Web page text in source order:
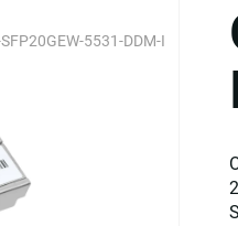
5531-DDM-I